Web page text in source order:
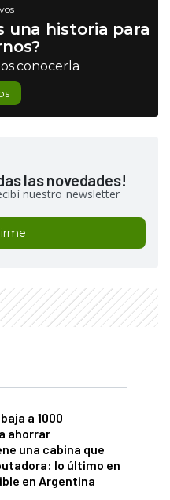
una historia para
conocerla
las novedades!
nuestro newsletter
a 1000
ahorrar
una cabina que
lo último en
en Argentina